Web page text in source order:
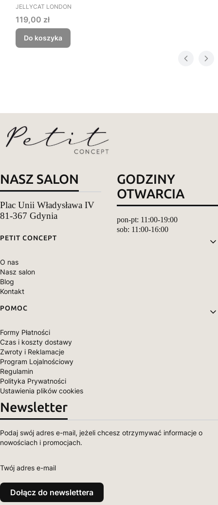
PRODUCENT
JELLYCAT LONDON
Cena
119,00 zł
Do koszyka
NASZ SALON
Plac Unii Władysława IV
81-367 Gdynia
GODZINY
OTWARCIA
pon-pt: 11:00-19:00
sob: 11:00-16:00
Linki w stopce
PETIT CONCEPT
O nas
Nasz salon
Blog
Kontakt
POMOC
Formy Płatności
Czas i koszty dostawy
Zwroty i Reklamacje
Program Lojalnościowy
Regulamin
Polityka Prywatności
Ustawienia plików cookies
Newsletter
Podaj swój adres e-mail, jeżeli chcesz otrzymywać informacje o
nowościach i promocjach.
Twój adres e-mail
Dołącz do newslettera